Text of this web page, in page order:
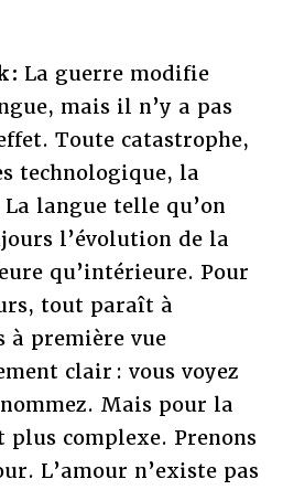
: La guerre modifie
mais il n’y a pas
Toute catastrophe,
technologique, la
langue telle qu’on
l’évolution de la
qu’intérieure. Pour
tout paraît à
à première vue
clair : vous voyez
Mais pour la
plus complexe. Prenons
L’amour n’existe pas